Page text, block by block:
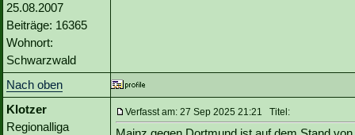
25.08.2007
Beiträge: 16365
Wohnort:
Schwarzwald
Nach oben
Klotzer
Regionalliga
Verfasst am: 27 Sep 2025 21:21 Titel: